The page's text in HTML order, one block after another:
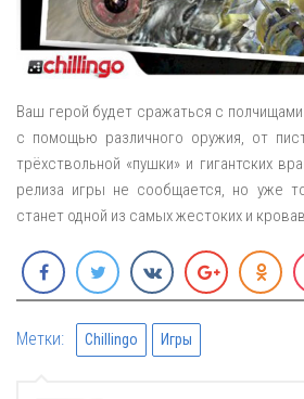
Ваш герой будет сражаться с
с помощью различного оружия, от
трёхствольной «пушки» и гигантских
релиза игры не сообщается, но уже
станет одной из самых жестоких и
Метки: Chillingo Игры